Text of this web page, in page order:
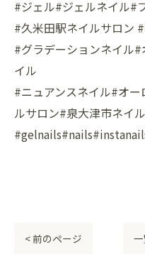
#ジェル#ジェルネイル#
#久米田駅ネイルサロン
#グラデーションネイル
イル
#ニュアンスネイル#オ
ルサロン#泉大津市ネイ
< 前のページ